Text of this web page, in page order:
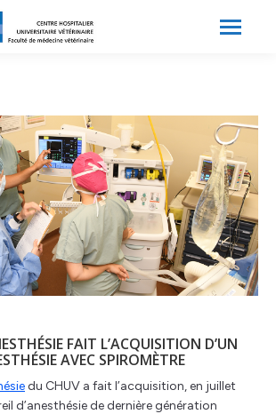
FAIT L’ACQUISITION D’UN
AVEC SPIROMÈTRE
du CHUV a fait l’acquisition, en juillet
d’anesthésie de dernière génération